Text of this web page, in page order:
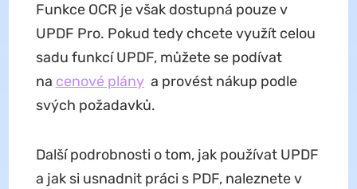
Funkce OCR je však dostupná pouze v
UPDF Pro. Pokud tedy chcete využít celou
sadu funkcí UPDF, můžete se podívat
na cenové plánya provést nákup podle
svých požadavků.
Další podrobnosti o tom, jak používat UPDF
a jak si usnadnit práci s PDF, naleznete v